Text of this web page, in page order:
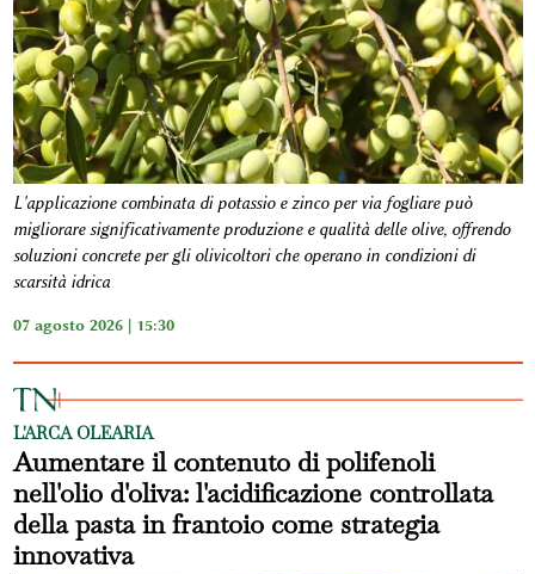
L'applicazione combinata di potassio e zinco per via fogliare può
migliorare significativamente produzione e qualità delle olive, offrendo
soluzioni concrete per gli olivicoltori che operano in condizioni di
scarsità idrica
07 agosto 2026 | 15:30
L'ARCA OLEARIA
Aumentare il contenuto di polifenoli
nell'olio d'oliva: l'acidificazione controllata
della pasta in frantoio come strategia
innovativa